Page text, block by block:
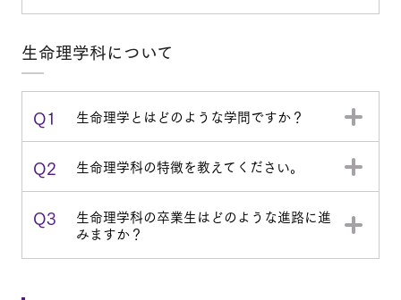
生命理学科について
Q1 生命理学とはどのような学問ですか？
Q2 生命理学科の特徴を教えてください。
Q3 生命理学科の卒業生はどのような進路に進
みますか？